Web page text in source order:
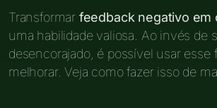
Transformar feedback negativo em
uma habilidade valiosa. Ao invés de
desencorajado, é possível usar esse
melhorar. Veja como fazer isso de